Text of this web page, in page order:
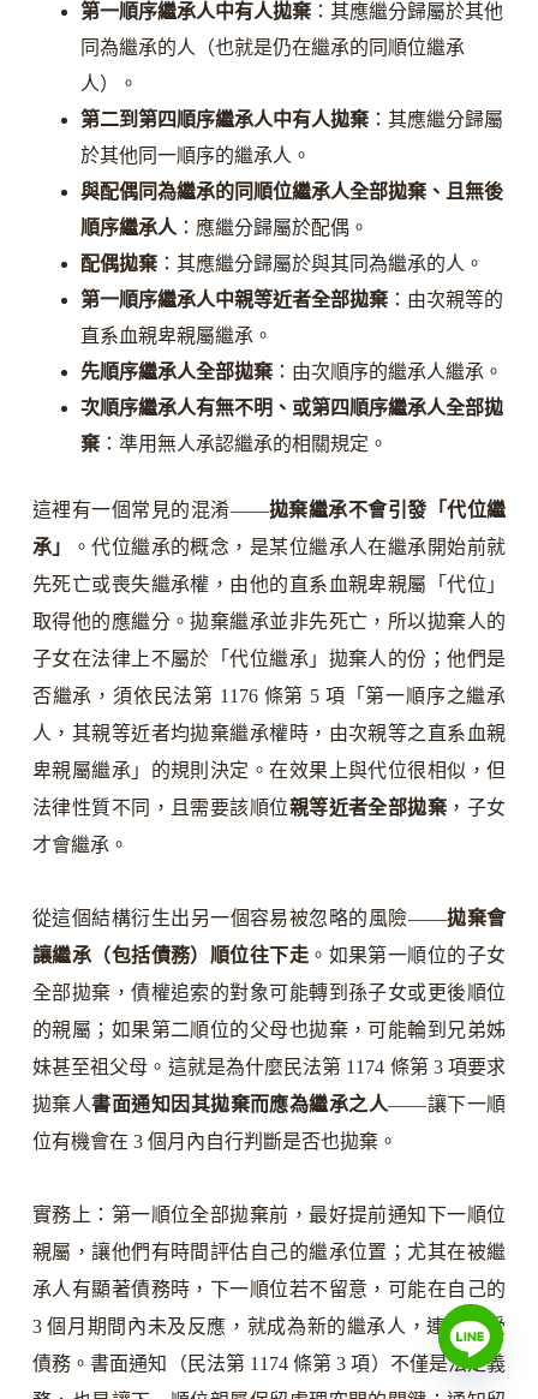
第一順序繼承人中有人拋棄：其應繼分歸屬於其他
同為繼承的人（也就是仍在繼承的同順位繼承
人）。
第二到第四順序繼承人中有人拋棄：其應繼分歸屬
於其他同一順序的繼承人。
與配偶同為繼承的同順位繼承人全部拋棄、且無後
順序繼承人 ：應繼分歸屬於配偶。
配偶拋棄：其應繼分歸屬於與其同為繼承的人。
第一順序繼承人中親等近者全部拋棄：由次親等的
直系血親卑親屬繼承。
先順序繼承人全部拋棄：由次順序的繼承人繼承。
次順序繼承人有無不明、或第四順序繼承人全部拋
棄：準用無人承認繼承的相關規定。
這裡有一個常見的混淆——拋棄繼承不會引發「代位繼
承」
。代位繼承的概念，是某位繼承人在繼承開始前就
先死亡或喪失繼承權，由他的直系血親卑親屬「代位」
取得他的應繼分。拋棄繼承並非先死亡，所以拋棄人的
子女在法律上不屬於「代位繼承」拋棄人的份；他們是
否繼承，須依民法第 1176 條第 5 項「第一順序之繼承
人，其親等近者均拋棄繼承權時，由次親等之直系血親
卑親屬繼承」的規則決定。在效果上與代位很相似，但
法律性質不同，且需要該順位親等近者全部拋棄 ，子女
才會繼承。
從這個結構衍生出另一個容易被忽略的風險——拋棄會
讓繼承（包括債務）順位往下走 。如果第一順位的子女
全部拋棄，債權追索的對象可能轉到孫子女或更後順位
的親屬；如果第二順位的父母也拋棄，可能輪到兄弟姊
妹甚至祖父母。這就是為什麼民法第 1174 條第 3 項要求
拋棄人書面通知因其拋棄而應為繼承之人——讓下一順
位有機會在 3 個月內自行判斷是否也拋棄。
實務上：第一順位全部拋棄前，最好提前通知下一順位
親屬，讓他們有時間評估自己的繼承位置；尤其在被繼
承人有顯著債務時，下一順位若不留意，可能在自己的
3 個月期間內未及反應，就成為新的繼承人，連帶承受
債務。書面通知（民法第 1174 條第 3 項）不僅是法定義